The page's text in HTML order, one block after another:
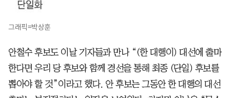
그래픽=박상훈
안철수 후보도 이날 기자들과 만나 “(한 대행이) 대선에 출마
한다면 우리 당 후보와 함께 경선을 통해 최종 (단일) 후보를
뽑아야 할 것”이라고 했다. 안 후보는 그동안 한 대행의 대선